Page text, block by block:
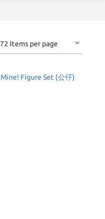
72 Items per page